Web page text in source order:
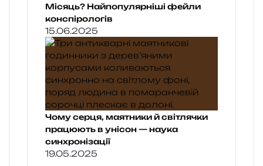
Місяць? Найпопулярніші фейли
конспірологів
15.06.2025
Чому серця, маятники й світлячки
працюють в унісон — наука
синхронізації
19.05.2025